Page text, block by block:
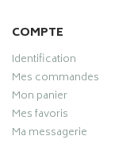
COMPTE
Identification
Mes commandes
Mon panier
Mes favoris
Ma messagerie